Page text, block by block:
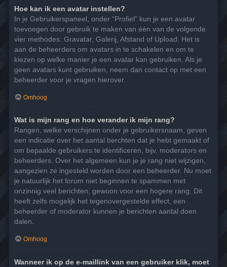
Hoe kan ik een avatar instellen?
In je Gebruikerspaneel, onder “Profiel” kun je een avatar
toevoegen door gebruik te maken van één van de volgende
vier methodes: Gravatar, Galerij, Afstand of Upload. Het is
aan de beheerders om avatars in te schakelen en om te
kiezen op welke manier je een avatar kan gebruiken. Als je
geen avatars kunt gebruiken, neem dan contact op met een
beheerder voor je vragen hierover.
Omhoog
Wat is mijn rang en hoe verander ik mijn rang?
Rangen, welke verschijnen onder je gebruikersnaam, geven
een indicatie over het aantal berchten dat je hebt gemaakt of
om bepaalde gebruikers te identificeren, bijv. moderators en
beheerders. Over het algemeen kun je je rang niet wijzigen,
aangezien ze ingesteld worden door een beheerder. Nu moet
je natuurlijk het forum niet beginnen te spammen met
onzinnig veel berichten, gewoon voor een hogere rang. Dit
heeft zelfs mogelijk het tegenovergestelde effect, een
beheerder of moderator kunnen je berichten aantal doen
dalen.
Omhoog
Wanneer ik op de e-maillink van een gebruiker klik, moet